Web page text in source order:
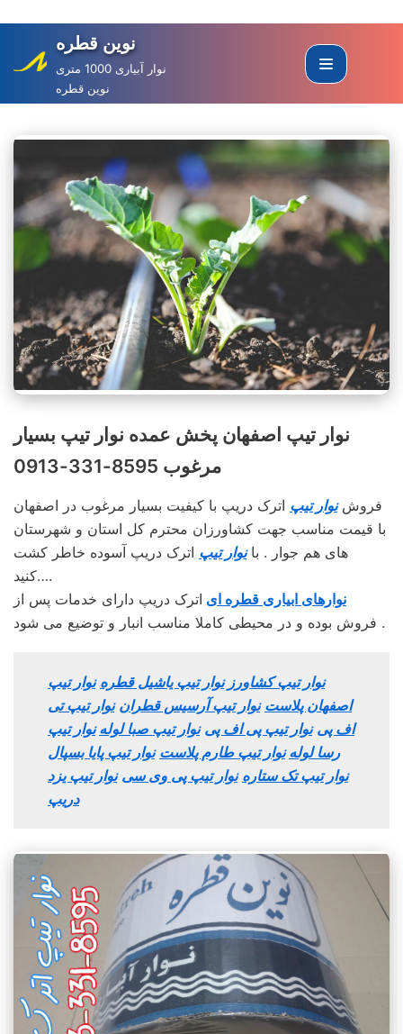
to
content
نوین قطره
نوار آبیاری 1000 متری
نوین قطره
نوار تیپ اصفهان پخش عمده نوار تیپ بسیار
مرغوب 8595-331-0913
فروشنوار تیپ اترک دریپ با کیفیت بسیار مرغوب در اصفهان
با قیمت مناسب جهت کشاورزان محترم کل استان و شهرستان
های هم جوار . بانوار تیپ اترک دریپ آسوده خاطر کشت
کنید….
نوارهای ابیاری قطره ای اترک دریپ دارای خدمات پس از
فروش بوده و در محیطی کاملا مناسب انبار و توضیع می شود .
نوار تیپ کشاورز نوار تیپ یاشیل قطره نوار تیپ
اصفهان پلاست نوار تیپ آرسیس قطران نوار تیپ تی
اف پی نوار تیپ پی اف پی نوار تیپ صبا لوله نوار تیپ
رسا لوله نوار تیپ طارم پلاست نوار تیپ پایا بسپال
نوار تیپ تک ستاره نوار تیپ پی وی سی نوار تیپ یزد
دریپ